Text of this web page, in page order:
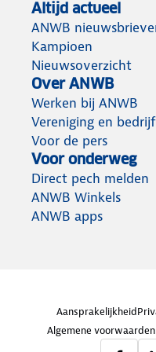
Altijd actueel
ANWB
Kampioen
Nieuwsoverzicht
Over ANWB
Werken bij ANWB
Vereniging en bedrijf
Voor de pers
Voor onderweg
Direct pech melden
ANWB Winkels
ANWB apps
Aansprakelijkheid
Algemene voorwaarden